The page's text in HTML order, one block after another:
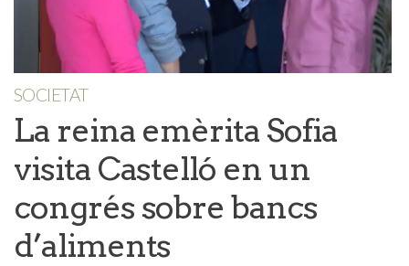
SOCIETAT
La reina emèrita Sofia
visita Castelló en un
congrés sobre bancs
d’aliments